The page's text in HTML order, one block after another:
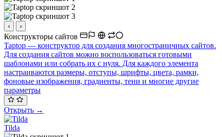
‹ ›
Конструкторы сайтов
Taptop — конструктор для создания многостраничных сайтов.
Для создания сайтов можно воспользоваться готовыми
шаблонами или собрать их с нуля. Для каждого элемента
настраиваются размеры, отступы, шрифты, цвета, рамки,
фоновые изображения, градиенты, тени и многие другие
параметры
Открыть →
Tilda